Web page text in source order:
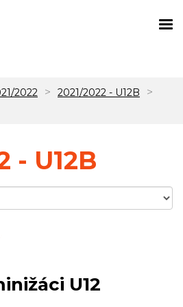
2022 > 2021/2022 - U12B
>
- U12B
U12